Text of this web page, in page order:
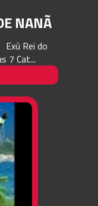
NANÃ
Exú Rei do
7 Cat...